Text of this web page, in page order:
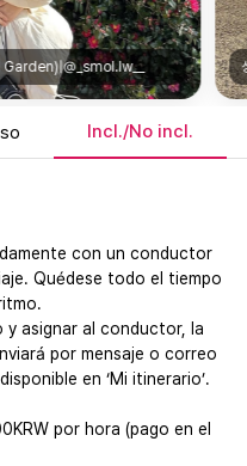
Incl./No incl.
con un conductor
Quédese todo el tiempo
y asignar al conductor, la
por mensaje o correo
en ‘Mi itinerario’.
por hora (pago en el